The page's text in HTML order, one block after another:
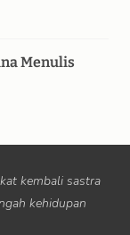
Menulis
kembali sastra
kehidupan